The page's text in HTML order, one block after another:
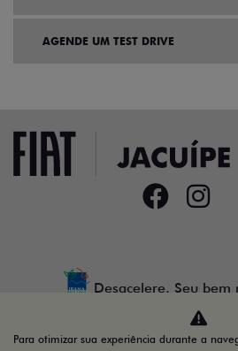
AGENDE UM TEST DRIVE
Desacelere. Seu bem
Para otimizar sua experiência durante a